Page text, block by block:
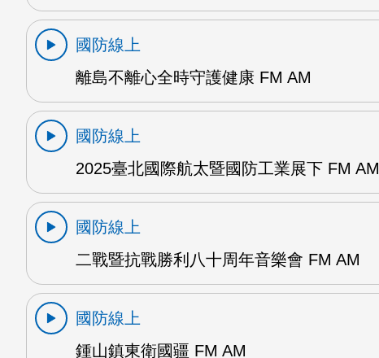
國防線上
離島不離心全時守護健康 FM AM
國防線上
2025臺北國際航太暨國防工業展下 FM AM
國防線上
二戰暨抗戰勝利八十周年音樂會 FM AM
國防線上
鍾山鎮東衛國疆 FM AM